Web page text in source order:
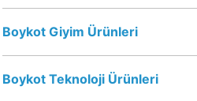
Boykot Giyim Ürünleri
Boykot Teknoloji Ürünleri